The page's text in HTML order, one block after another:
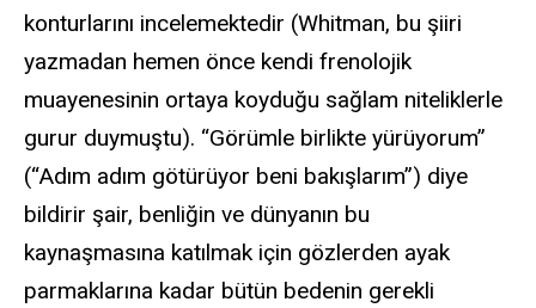
konturlarını incelemektedir (Whitman, bu şiiri
yazmadan hemen önce kendi frenolojik
muayenesinin ortaya koyduğu sağlam niteliklerle
gurur duymuştu). “Görümle birlikte yürüyorum”
(“Adım adım götürüyor beni bakışlarım”) diye
bildirir şair, benliğin ve dünyanın bu
kaynaşmasına katılmak için gözlerden ayak
parmaklarına kadar bütün bedenin gerekli